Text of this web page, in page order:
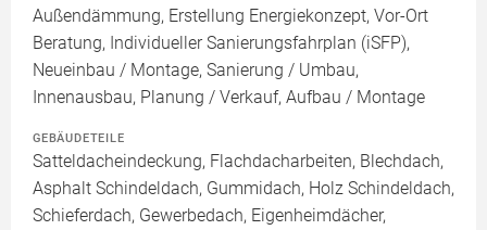
Außendämmung, Erstellung Energiekonzept, Vor-Ort
Beratung, Individueller Sanierungsfahrplan (iSFP),
Neueinbau / Montage, Sanierung / Umbau,
Innenausbau, Planung / Verkauf, Aufbau / Montage
GEBÄUDETEILE
Satteldacheindeckung, Flachdacharbeiten, Blechdach,
Asphalt Schindeldach, Gummidach, Holz Schindeldach,
Schieferdach, Gewerbedach, Eigenheimdächer,